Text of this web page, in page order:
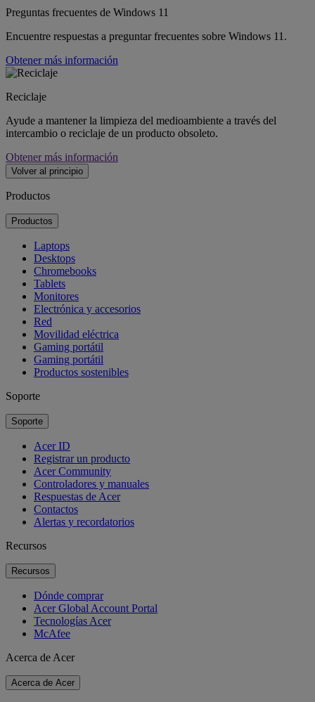
Preguntas frecuentes de Windows 11
Encuentre respuestas a preguntar frecuentes sobre Windows 11.
Obtener más información
Reciclaje
Ayude a mantener la limpieza del medioambiente a través del
intercambio o reciclaje de un producto obsoleto.
Obtener más información
Volver al principio
Productos
Productos
Laptops
Desktops
Chromebooks
Tablets
Monitores
Electrónica y accesorios
Red
Movilidad eléctrica
Gaming portátil
Gaming portátil
Productos sostenibles
Soporte
Soporte
Acer ID
Registrar un producto
Acer Community
Controladores y manuales
Respuestas de Acer
Contactos
Alertas y recordatorios
Recursos
Recursos
Dónde comprar
Acer Global Account Portal
Tecnologías Acer
McAfee
Acerca de Acer
Acerca de Acer